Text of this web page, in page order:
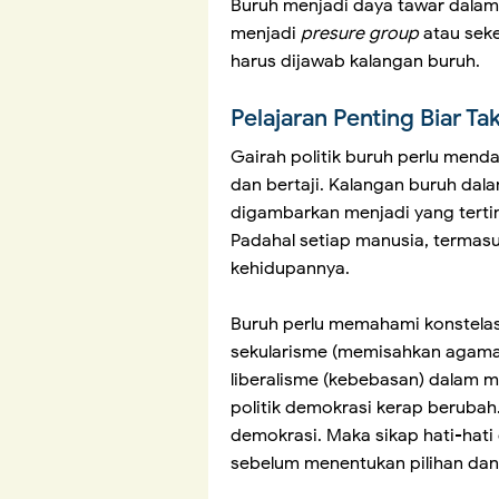
Buruh menjadi daya tawar
menjadi presure groupatau
harus dijawab kalangan buruh.
Pelajaran Penting Biar
Gairah politik buruh perlu
dan bertaji. Kalangan buruh
digambarkan menjadi yang
Padahal setiap manusia,
kehidupannya.
Buruh perlu memahami
sekularisme (memisahkan
liberalisme (kebebasan) dalam
politik demokrasi kerap
demokrasi. Maka sikap hati-
sebelum menentukan pilihan